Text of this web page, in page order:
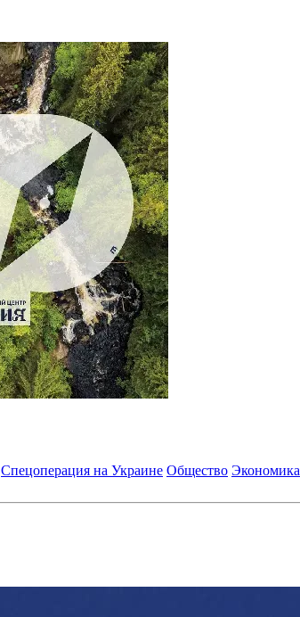
Спецоперация на Украине Общество Экономика